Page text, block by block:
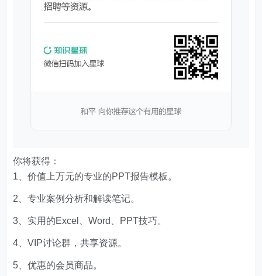
你将获得：
1、价值上万元的专业的PPT报告模板。
2、专业案例分析和解读笔记。
3、实用的Excel、Word、PPT技巧。
4、VIP讨论群，共享资源。
5、优惠的会员商品。